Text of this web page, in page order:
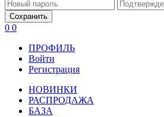
Сохранить
0 0
ПРОФИЛЬ
Войти
Регистрация
НОВИНКИ
РАСПРОДАЖА
БАЗА